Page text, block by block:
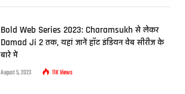
Bold Web Series 2023: Charamsukh से लेकर
Damad Ji 2 तक, यहां जानें हॉट इंडियन वेब सीरीज के
बारे में
August 5, 2023 11KViews